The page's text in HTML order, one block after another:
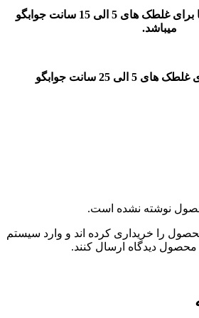
سایز متوسط آن عموما برای غلطک های 5 الی 15 سانت جوابگو
میباشد.
سایز بزرگ آن عموام برای غلطک های 5 الی 25 سانت جوابگو
نوشته نشده است.
را خریداری کرده اند و وارد سیستم
محصول دیدگاه ارسال کنند.